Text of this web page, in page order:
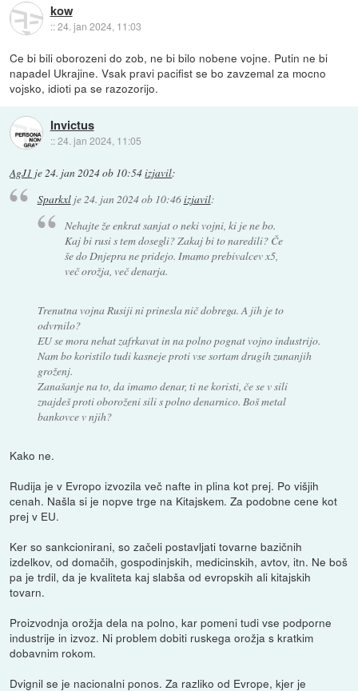
kow
::24. jan 2024, 11:03
Ce bi bili oborozeni do zob, ne bi bilo nobene vojne. Putin ne bi
napadel Ukrajine. Vsak pravi pacifist se bo zavzemal za mocno
vojsko, idioti pa se razozorijo.
Invictus
::24. jan 2024, 11:05
AgJ1 je 24. jan 2024 ob 10:54izjavil:
Sparkxlje24. jan 2024 ob 10:46izjavil:
Nehajte že enkrat sanjat o neki vojni, ki je ne bo.
Kaj bi rusi s tem dosegli? Zakaj bi to naredili? Če
še do Dnjepra ne pridejo. Imamo prebivalcev x5,
več orožja, več denarja.
Trenutna vojna Rusiji ni prinesla nič dobrega. A jih je to
odvrnilo?
EU se mora nehat zafrkavat in na polno pognat vojno industrijo.
Nam bo koristilo tudi kasneje proti vse sortam drugih zunanjih
groženj.
Zanašanje na to, da imamo denar, ti ne koristi, če se v sili
znajdeš proti oboroženi sili s polno denarnico. Boš metal
bankovce v njih?
Kako ne.
Rudija je v Evropo izvozila več nafte in plina kot prej. Po višjih
cenah. Našla si je nopve trge na Kitajskem. Za podobne cene kot
prej v EU.
Ker so sankcionirani, so začeli postavljati tovarne bazičnih
izdelkov, od domačih, gospodinjskih, medicinskih, avtov, itn. Ne boš
pa je trdil, da je kvaliteta kaj slabša od evropskih ali kitajskih
tovarn.
Proizvodnja orožja dela na polno, kar pomeni tudi vse podporne
industrije in izvoz. Ni problem dobiti ruskega orožja s kratkim
dobavnim rokom.
Dvignil se je nacionalni ponos. Za razliko od Evrope, kjer je